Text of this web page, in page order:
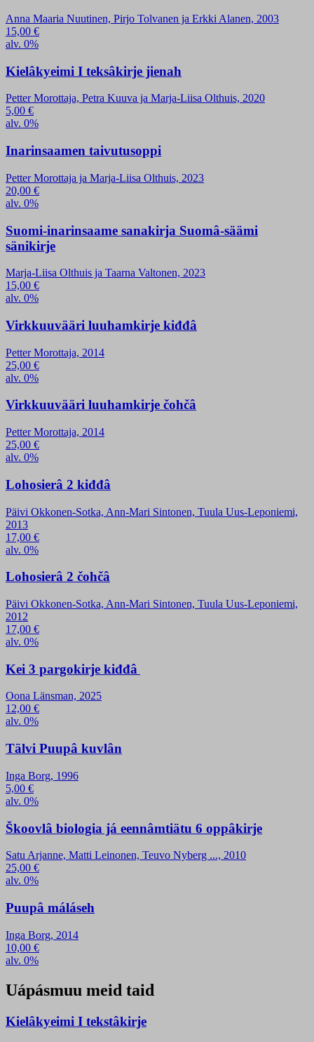
Anna Maaria Nuutinen, Pirjo Tolvanen ja Erkki Alanen, 2003
15,00 €
alv. 0%
Kielâkyeimi I teksâkirje jienah
Petter Morottaja, Petra Kuuva ja Marja-Liisa Olthuis, 2020
5,00 €
alv. 0%
Inarinsaamen taivutusoppi
Petter Morottaja ja Marja-Liisa Olthuis, 2023
20,00 €
alv. 0%
Suomi-inarinsaame sanakirja Suomâ-säämi
sänikirje
Marja-Liisa Olthuis ja Taarna Valtonen, 2023
15,00 €
alv. 0%
Virkkuuvääri luuhamkirje kiđđâ
Petter Morottaja, 2014
25,00 €
alv. 0%
Virkkuuvääri luuhamkirje čohčâ
Petter Morottaja, 2014
25,00 €
alv. 0%
Lohosierâ 2 kiđđâ
Päivi Okkonen-Sotka, Ann-Mari Sintonen, Tuula Uus-Leponiemi,
2013
17,00 €
alv. 0%
Lohosierâ 2 čohčâ
Päivi Okkonen-Sotka, Ann-Mari Sintonen, Tuula Uus-Leponiemi,
2012
17,00 €
alv. 0%
Kei 3 pargokirje kiđđâ
Oona Länsman, 2025
12,00 €
alv. 0%
Tälvi Puupâ kuvlân
Inga Borg, 1996
5,00 €
alv. 0%
Škoovlâ biologia já eennâmtiätu 6 oppâkirje
Satu Arjanne, Matti Leinonen, Teuvo Nyberg ..., 2010
25,00 €
alv. 0%
Puupâ máláseh
Inga Borg, 2014
10,00 €
alv. 0%
Uápásmuu meid taid
Kielâkyeimi I tekstâkirje